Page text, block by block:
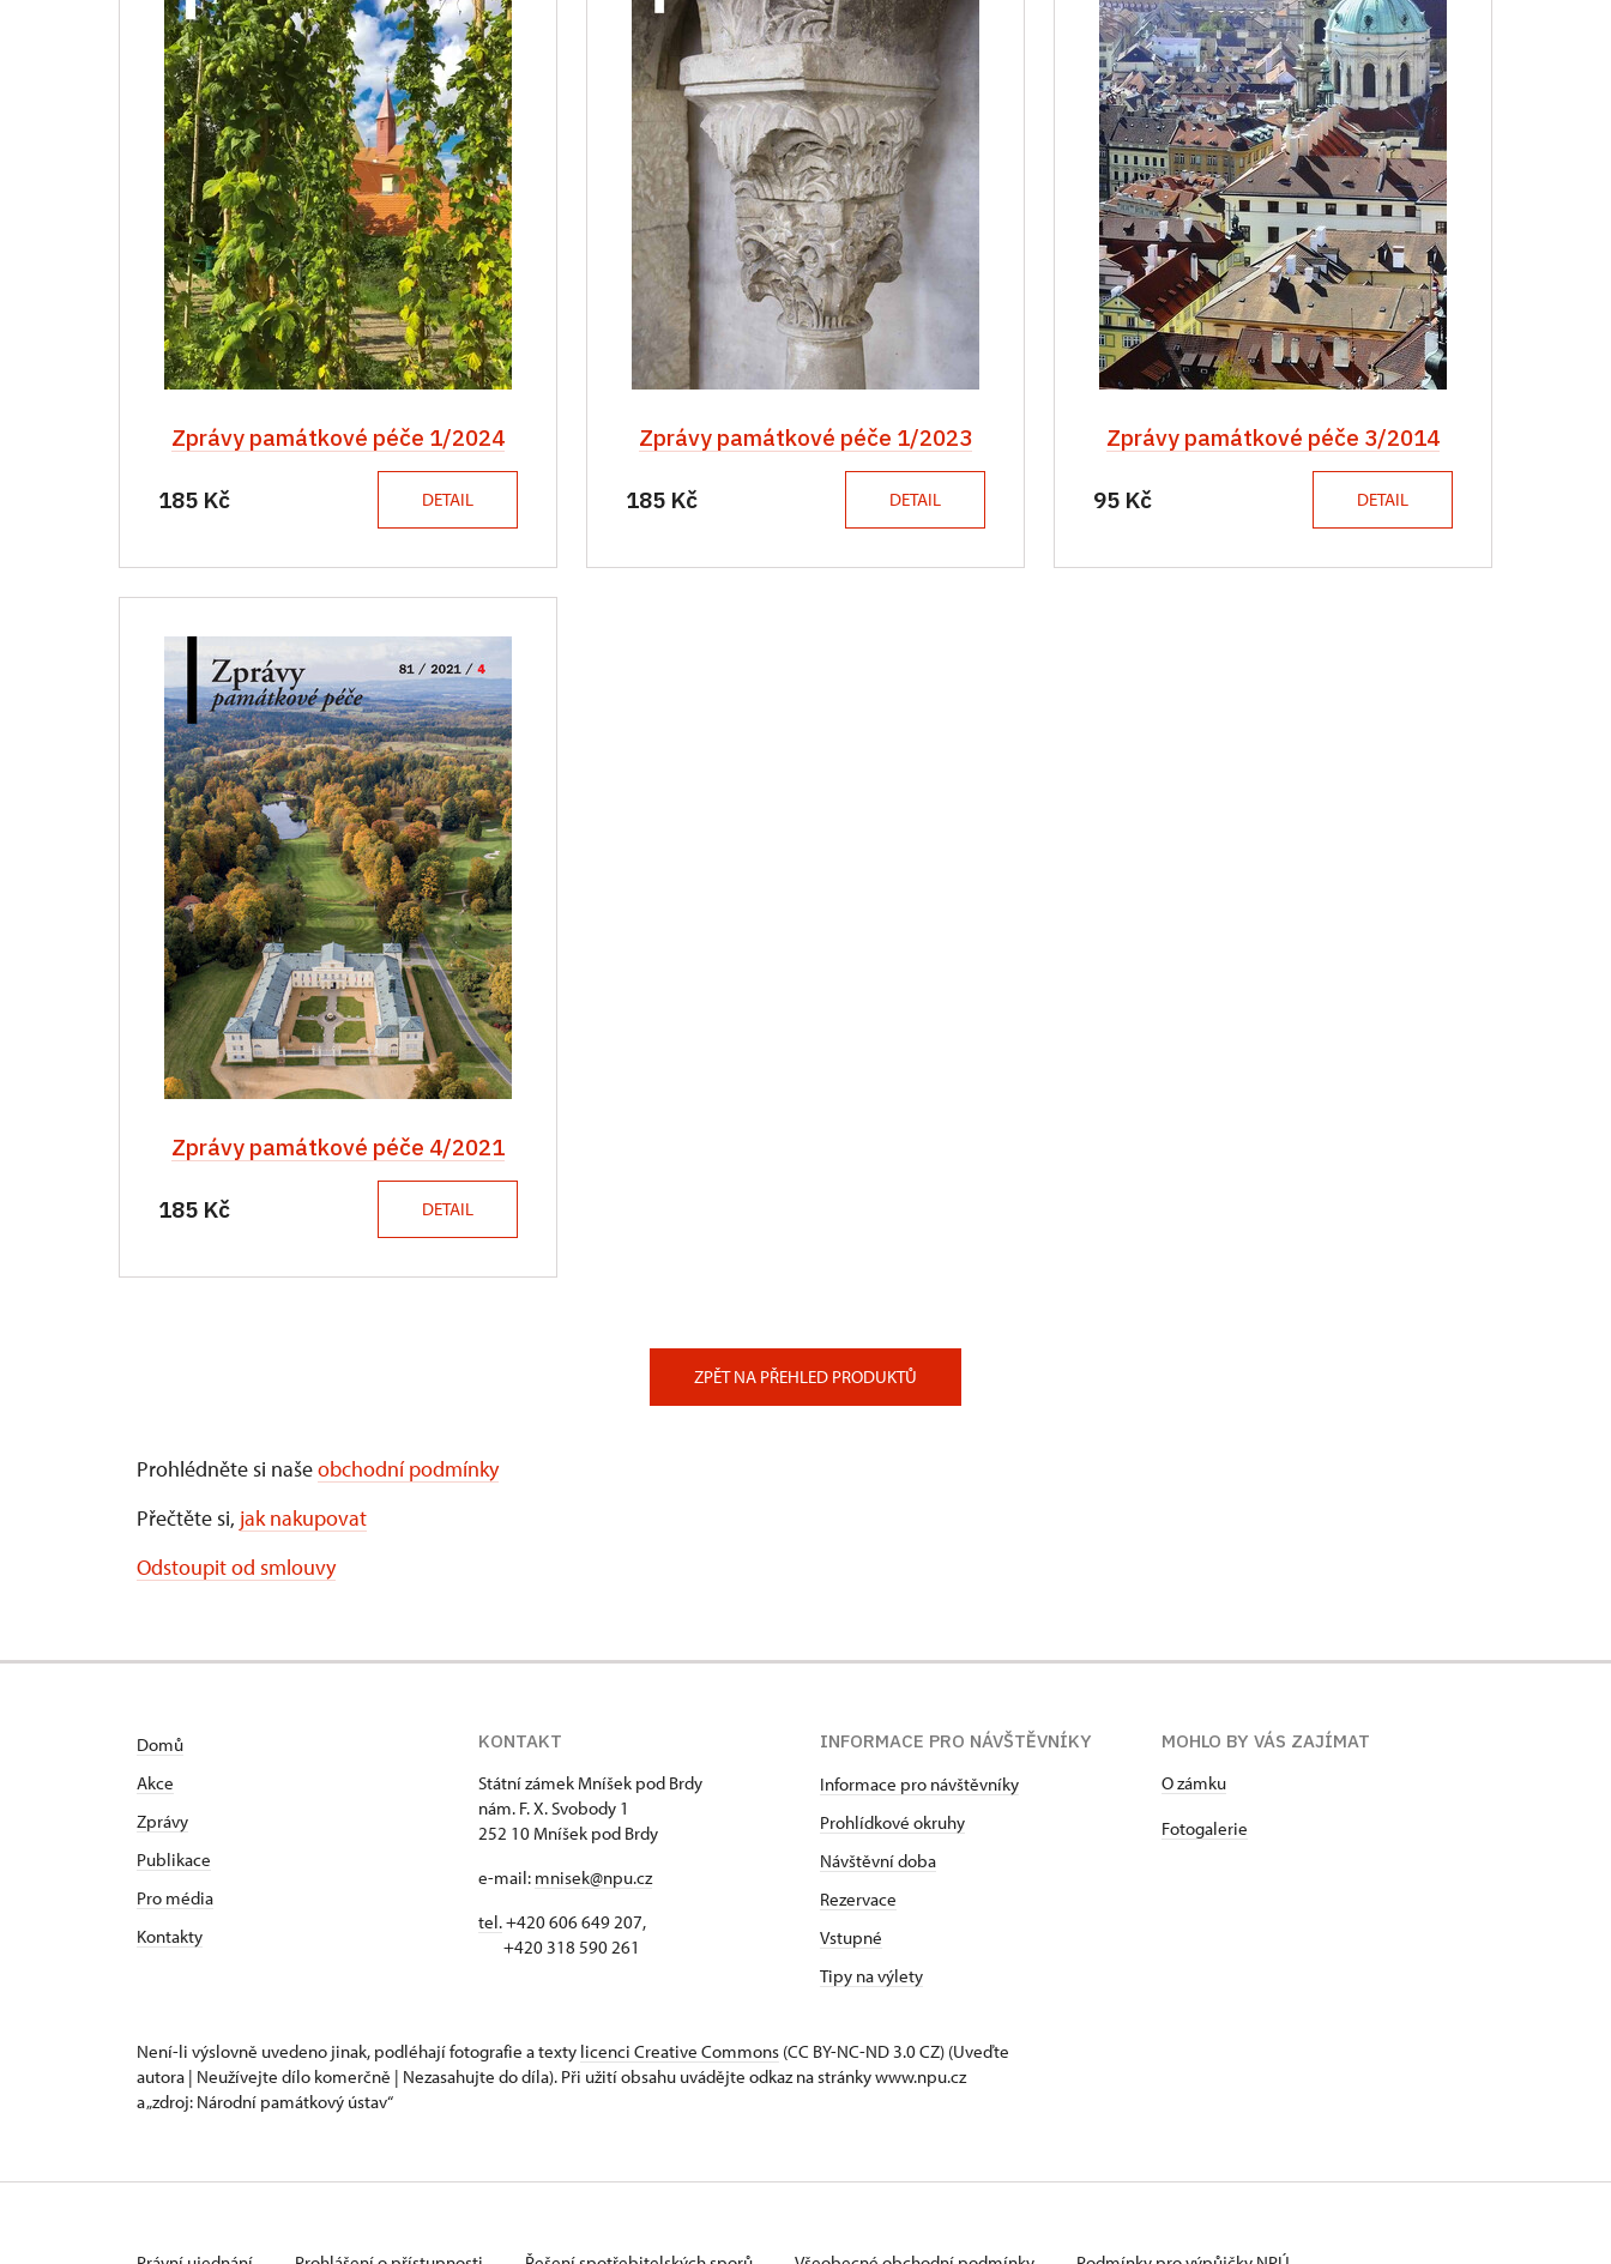
Zprávy památkové péče 1/2024
185 Kč DETAIL
Zprávy památkové péče 1/2023
185 Kč DETAIL
Zprávy památkové péče 3/2014
95 Kč DETAIL
Zprávy památkové péče 4/2021
185 Kč DETAIL
ZPĚT NA PŘEHLED PRODUKTŮ
Prohlédněte si našeobchodní podmínky
Přečtěte si, jak nakupovat
Odstoupit od smlouvy
Domů
Akce
Zprávy
Publikace
Pro média
Kontakty
KONTAKT
Státní zámek Mníšek pod Brdy
nám. F. X. Svobody 1
252 10 Mníšek pod Brdy
e-mail: mnisek@npu.cz
tel.+420 606 649 207,
+420 318 590 261
INFORMACE PRO NÁVŠTĚVNÍKY
Informace pro návštěvníky
Prohlídkové okruhy
Návštěvní doba
Rezervace
Vstupné
Tipy na výlety
MOHLO BY VÁS ZAJÍMAT
O zámku
Fotogalerie
Není-li výslovně uvedeno jinak, podléhají fotografie a texty licenci Creative Commons (CC BY-NC-ND 3.0 CZ) (Uveďte
autora | Neužívejte dílo komerčně | Nezasahujte do díla). Při užití obsahu uvádějte odkaz na stránky www.npu.cz
a „zdroj: Národní památkový ústav“